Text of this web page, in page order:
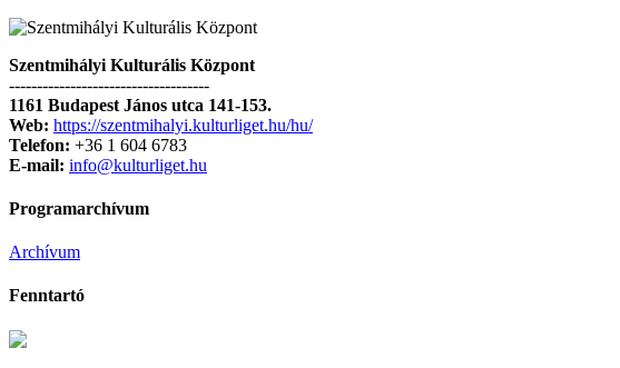
Szentmihályi Kulturális Központ
------------------------------------
1161 Budapest János utca 141-153.
Web: https://szentmihalyi.kulturliget.hu/hu/
Telefon: +36 1 604 6783
E-mail: info@kulturliget.hu
Programarchívum
Archívum
Fenntartó